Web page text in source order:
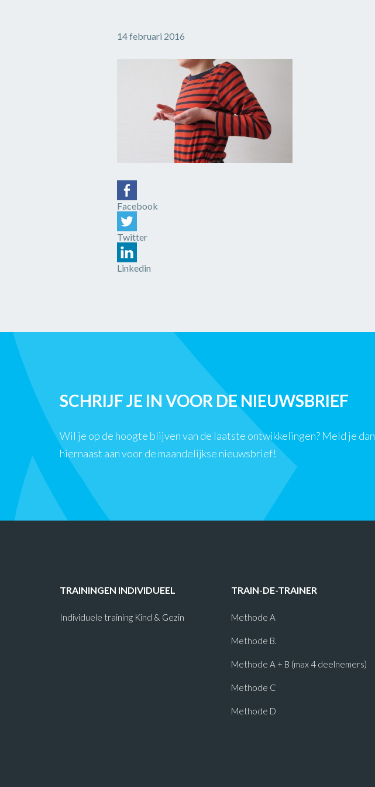
14 februari 2016
Facebook
Twitter
Linkedin
SCHRIJF JE IN VOOR DE NIEUWSBRIEF
Wil je op de hoogte blijven van de laatste ontwikkelingen? Meld je dan
hiernaast aan voor de maandelijkse nieuwsbrief!
TRAININGEN INDIVIDUEEL
Individuele training Kind & Gezin
TRAIN-DE-TRAINER
Methode A
Methode B.
Methode A + B (max 4 deelnemers)
Methode C
Methode D